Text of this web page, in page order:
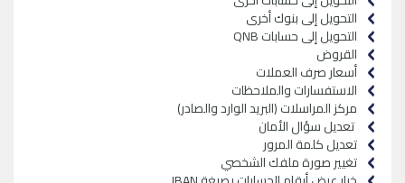
التحويل إلى بنوك أخرى
التحويل إلى حساباتQNB
القروض
أسعار صرف العملات
الاستفسارات والملاحظات
مركز المراسلات (البريد الوارد والصادر)
تعديل سؤال الأمان
تعديل كلمة المرور
تغيير صورة ملفك الشخصي